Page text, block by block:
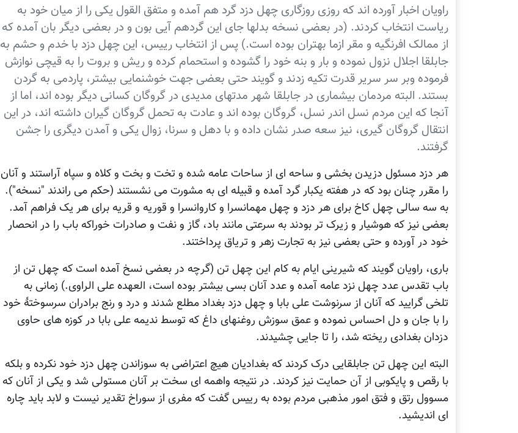
راویان اخبار آورده اند که روزی روزگاری چهل دزد گرد هم آمده و متفق القول یکی را از میان خود به
ریاست انتخاب کردند. (در بعضی نسخه بدلها جای این گردهم آیی بون و در بعضی دیگر بان آمده که
از ممالک افرنگیه و مقر ازما بهتران بوده است.) پس از انتخاب رییس، این چهل دزد با خدم و حشم به
جابلقا اجلال نزول نموده و بار و بنه خود را گشوده و استحمام کرده و ریش و بروت را به قیچی نوازش
فرموده وبر سر سریر قدرت تکیه زدند و گویند حتی بعضی جهت خوشنمایی بیشتر، پاردمی به گردن
بستند. البته مردمان بیشماری در جابلقا شهر مدتهای مدیدی در گروگان کسانی دیگر بوده اند، اما از
آنجا که این مردم نسل اندر نسل، گروگان بوده اند و عادت به تحمل گروگان گیران داشته اند، در این
انتقال گروگان گیری، نیز سعه صدر نشان داده و با دهل و سرنا، زوال یکی و آمدن دیگری را جشن
گرفتند.
هر دزد مسئول دزیدن بخشی و ساحه ای از ساحات عامه شده و تخت و بخت و کلاه و سپاه آراستند و آنان
را مقرر چنان بود که در هفته یکبار گرد آمده و قبیله ای به مشورت می نشستند (حکم می راندند "نسخه").
به سه سالی چهل کاخ برای هر دزد و چهل مهمانسرا و کاروانسرا و قوریه و قریه برای هر یک فراهم آمد.
بعضی نیز که هوشیار و زیرک تر بودند به سرعتی مانند باد، گاز و نفت و صادرات خوراکه باب را در انحصار
خود در آورده و حتی بعضی نیز به تجارت زهر و تریاق پرداختند.
باری، راویان گویند که شیرینی ایام به کام این چهل تن (گرچه در بعضی نسخ آمده است که چهل تن از
باب تقدس عدد چهل نزد عامه آمده و عدد آنان بسی بیشتر بوده است، العهده علی الراوی.) زمانی به
تلخی گرایید که آنان از سرنوشت علی بابا و چهل دزد بغداد مطلع شدند و درد و رنج برادران سرسوختۀ خود
را با جان و دل احساس نموده و عمق سوزش روغنهای داغ که توسط ندیمه علی بابا در کوزه های حاوی
دزدان بغدادی ریخته شد، را تا جایی چشیدند.
البته این چهل تن جابلقایی درک کردند که بغدادیان هیچ اعتراضی به سوزاندن چهل دزد خود نکرده و بلکه
با رقص و پایکوبی از آن حمایت نیز کردند. در نتیجه واهمه ای سخت بر آنان مستولی شد و یکی از آنان که
مسوول رتق و فتق امور مذهبی مردم بوده به رییس گفت که مفری از سوراخ تقدیر نیست و لابد باید چاره
ای اندیشید.